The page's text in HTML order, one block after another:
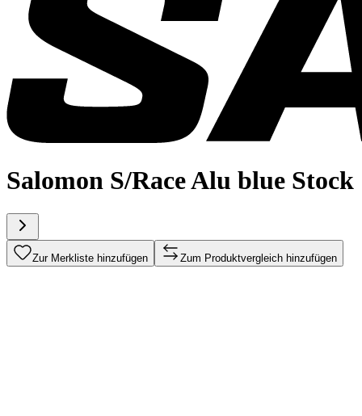
Salomon S/Race Alu blue Stock
Zur Merkliste hinzufügen Zum Produktvergleich hinzufügen